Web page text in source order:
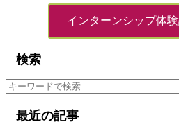
インターンシップ体
検索
最近の記事